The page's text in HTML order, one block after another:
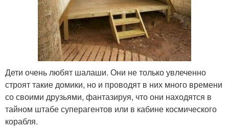
Дети очень любят шалаши. Они не только увлеченно
строят такие домики, но и проводят в них много времени
со своими друзьями, фантазируя, что они находятся в
тайном штабе суперагентов или в кабине космического
корабля.